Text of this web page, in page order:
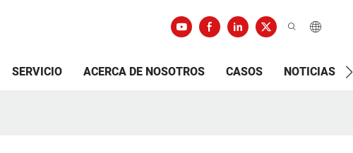
SERVICIO ACERCA DE NOSOTROS CASOS NOTICIAS